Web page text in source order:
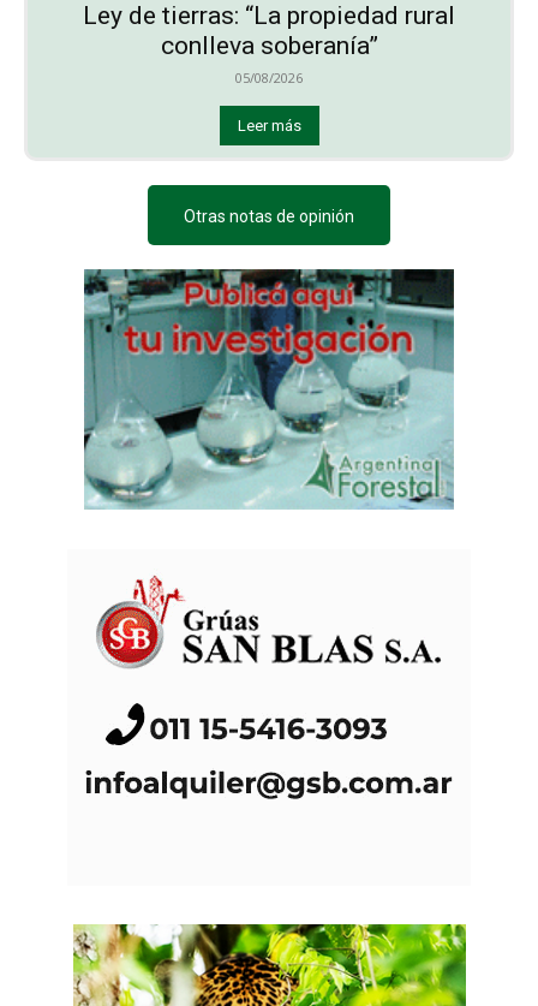
Ley de tierras: “La propiedad rural
conlleva soberanía”
05/08/2026
Leer más
Otras notas de opinión